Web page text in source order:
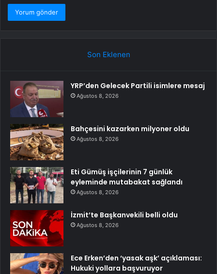
Son Eklenen
YRP’den Gelecek Partili isimlere mesaj
Ağustos 8, 2026
Bahçesini kazarken milyoner oldu
Ağustos 8, 2026
Eti Gümüş işçilerinin 7 günlük
eyleminde mutabakat sağlandı
Ağustos 8, 2026
İzmit’te Başkanvekili belli oldu
Ağustos 8, 2026
Ece Erken’den ‘yasak aşk’ açıklaması:
Hukuki yollara başvuruyor